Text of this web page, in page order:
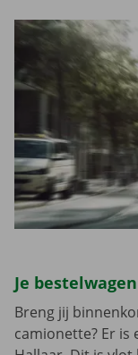
Je
Breng jij
camionette? Er is